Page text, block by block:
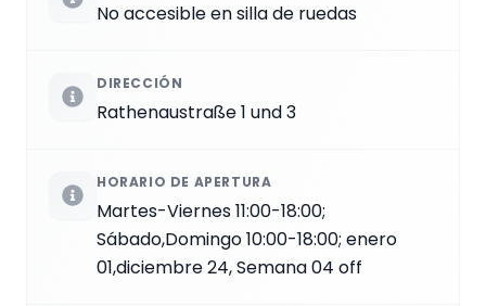
No accesible en silla de ruedas
DIRECCIÓN
Rathenaustraße 1 und 3
HORARIO DE APERTURA
Martes-Viernes 11:00-18:00;
Sábado,Domingo 10:00-18:00; enero
01,diciembre 24, Semana 04 off